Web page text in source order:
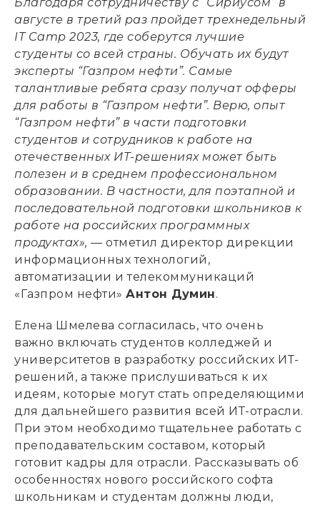
августе в третий раз пройдет трехнедельный
IT Camp 2023, где соберутся лучшие
студенты со всей страны. Обучать их будут
эксперты “Газпром нефти”. Самые
талантливые ребята сразу получат офферы
для работы в “Газпром нефти”. Верю, опыт
“Газпром нефти” в части подготовки
студентов и сотрудников к работе на
отечественных ИТ-решениях может быть
полезен и в среднем профессиональном
образовании. В частности, для поэтапной и
последовательной подготовки школьников к
работе на российских программных
продуктах», — отметил директор дирекции
информационных технологий,
автоматизации и телекоммуникаций
«Газпром нефти» Антон Думин.
Елена Шмелева согласилась, что очень
важно включать студентов колледжей и
университетов в разработку российских ИТ-
решений, а также прислушиваться к их
идеям, которые могут стать определяющими
для дальнейшего развития всей ИТ-отрасли.
При этом необходимо тщательнее работать с
преподавательским составом, который
готовит кадры для отрасли. Рассказывать об
особенностях нового российского софта
школьникам и студентам должны люди,